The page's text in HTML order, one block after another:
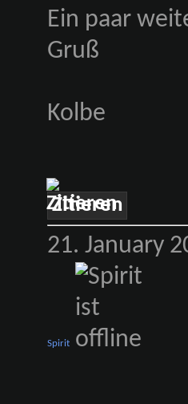
Ein paar
Gruß
Kolbe
Zitieren
21. January
Spirit